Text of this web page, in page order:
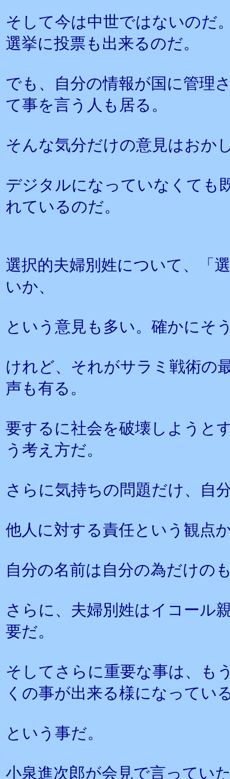
そして今は中世ではないのだ
選挙に投票も出来るのだ。
でも、自分の情報が国に管理
て事を言う人も居る。
そんな気分だけの意見はおか
デジタルになっていなくても
れているのだ。
選択的夫婦別姓について、「
いか、
という意見も多い。確かにそ
けれど、それがサラミ戦術の
声も有る。
要するに社会を破壊しようと
う考え方だ。
さらに気持ちの問題だけ、自
他人に対する責任という観点
自分の名前は自分の為だけの
さらに、夫婦別姓はイコール
要だ。
そしてさらに重要な事は、も
くの事が出来る様になってい
という事だ。
小泉進次郎が会見で言ってい